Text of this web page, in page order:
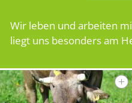
Wir leben und arbeiten
liegt uns besonders am